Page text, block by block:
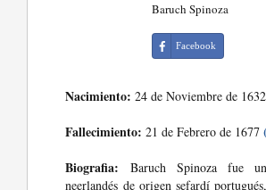
Baruch Spinoza
Facebook
Nacimiento: 24 de Noviembre de 1632
Fallecimiento: 21 de Febrero de 1677
Biografia: Baruch Spinoza fue
neerlandés de origen sefardí